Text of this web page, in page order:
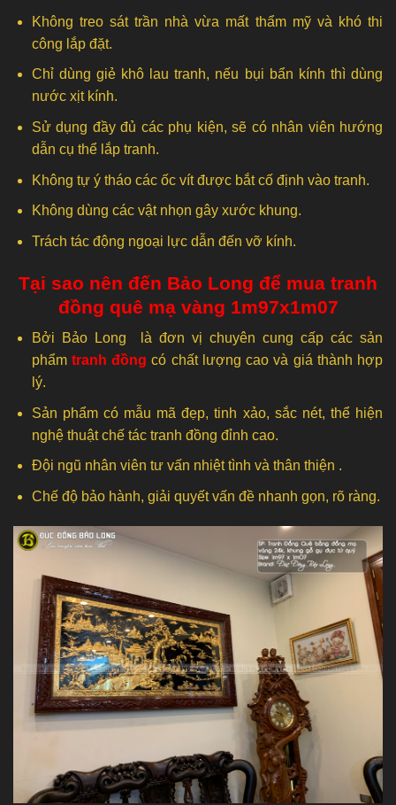
Không treo sát trần nhà vừa mất thẩm mỹ và khó thi
công lắp đặt.
Chỉ dùng giẻ khô lau tranh, nếu bụi bẩn kính thì dùng
nước xịt kính.
Sử dụng đầy đủ các phụ kiện, sẽ có nhân viên hướng
dẫn cụ thể lắp tranh.
Không tự ý tháo các ốc vít được bắt cố định vào tranh.
Không dùng các vật nhọn gây xước khung.
Trách tác động ngoại lực dẫn đến vỡ kính.
Tại sao nên đến Bảo Long để mua tranh
đồng quê mạ vàng 1m97x1m07
Bởi Bảo Long là đơn vị chuyên cung cấp các sản
phẩm tranh đồng có chất lượng cao và giá thành hợp
lý.
Sản phẩm có mẫu mã đẹp, tinh xảo, sắc nét, thể hiện
nghệ thuật chế tác tranh đồng đỉnh cao.
Đội ngũ nhân viên tư vấn nhiệt tình và thân thiện .
Chế độ bảo hành, giải quyết vấn đề nhanh gọn, rõ ràng.